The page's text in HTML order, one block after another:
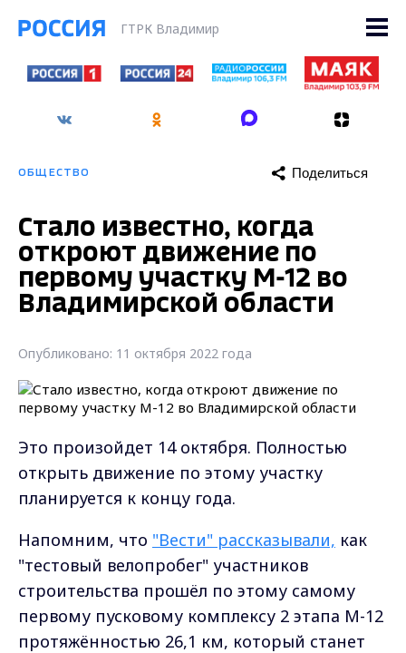
ГТРК Владимир
ОБЩЕСТВО Поделиться
Стало известно, когда
откроют движение по
первому участку М-12 во
Владимирской области
Опубликовано: 11 октября 2022 года
Это произойдет 14 октября. Полностью
открыть движение по этому участку
планируется к концу года.
Напомним, что "Вести" рассказывали, как
"тестовый велопробег" участников
строительства прошёл по этому самому
первому пусковому комплексу 2 этапа М-12
протяжённостью 26,1 км, который станет